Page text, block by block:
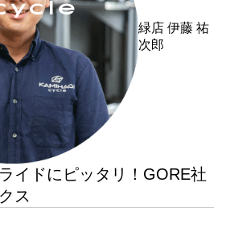
緑店 伊藤 祐
次郎
イドにピッタリ！GORE社
ス